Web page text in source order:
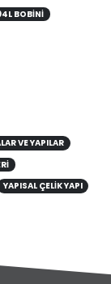
BOBINI
VE YAPILAR
YAPISAL ÇELIK YAPI